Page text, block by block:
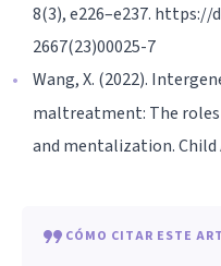
8(3), e226–e237. https://
2667(23)00025-7
Wang, X. (2022).
maltreatment: The
and mentalization. Child
CÓMO CITAR ESTE